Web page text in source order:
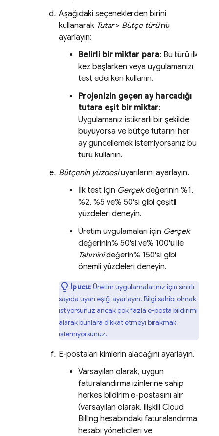
Aşağıdaki seçeneklerden birini
kullanarak Tutar> Bütçe türü'nü
ayarlayın:
Belirli bir miktar para: Bu türü ilk
kez başlarken veya uygulamanızı
test ederken kullanın.
Projenizin geçen ay harcadığı
tutara eşit bir miktar:
Uygulamanız istikrarlı bir şekilde
büyüyorsa ve bütçe tutarını her
ay güncellemek istemiyorsanız bu
türü kullanın.
Bütçenin yüzdesiuyarılarını ayarlayın.
İlk test için Gerçekdeğerinin %1,
%2, %5 ve% 50'si gibi çeşitli
yüzdeleri deneyin.
Üretim uygulamaları için Gerçek
değerinin% 50'si ve% 100'ü ile
Tahminideğerin% 150'si gibi
önemli yüzdeleri deneyin.
İpucu: Üretim uygulamalarınız için sınırlı
sayıda uyarı eşiği ayarlayın. Bilgi sahibi olmak
istiyorsunuz ancak çok fazla e-posta bildirimi
alarak bunlara dikkat etmeyi bırakmak
istemiyorsunuz.
E-postaları kimlerin alacağını ayarlayın.
Varsayılan olarak, uygun
faturalandırma izinlerine sahip
herkes bildirim e-postasını alır
(varsayılan olarak, ilişkili Cloud
Billing hesabındaki faturalandırma
hesabı yöneticileri ve